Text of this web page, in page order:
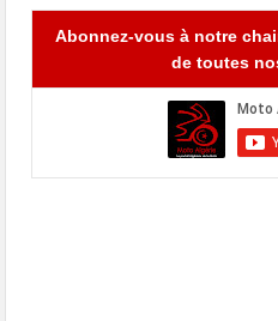
Abonnez-vous à notre
de toutes